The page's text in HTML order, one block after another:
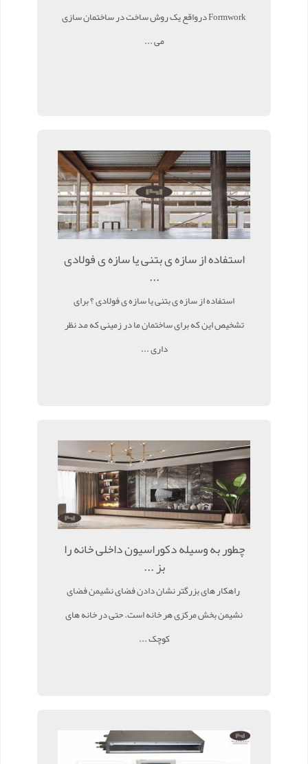
Formwork درواقع یک روش ساخت در ساختمان سازی
می ...
استفاده از سازه ی بتنی یا سازه ی فولادی
...
استفاده از سازه ی بتنی یا سازه ی فولادی ؟ برای
تشخیص این که برای ساختمان ما در زمینی که مد نظر
داری ...
چطور به وسیله دکوراسیون داخلی خانه را
بز ...
راهکار های بزرگتر نشان دادن فضای نشیمن فضای
نشیمن بخش مرکزی هر خانه است. حتی در خانه های
کوچک ...